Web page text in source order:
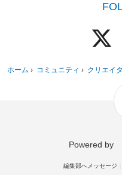
ホーム › コミュニティ › クリエイ
Powered by
編集部へメッセージ